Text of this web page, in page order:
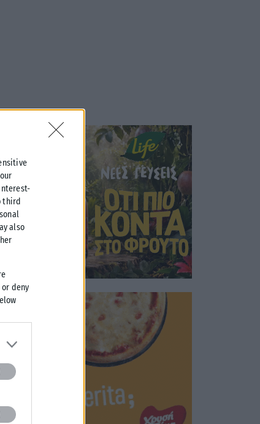
third
also
deny